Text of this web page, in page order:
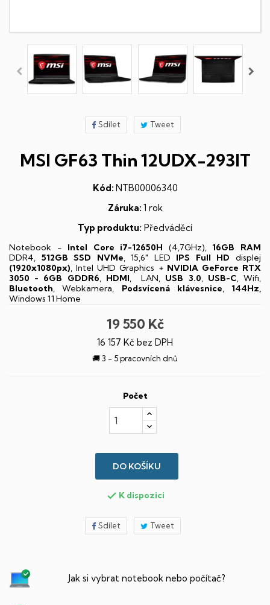
Sdílet Tweet
MSI GF63 Thin 12UDX-293IT
Kód: NTB00006340
Záruka: 1 rok
Typ produktu: Předváděcí
Notebook - Intel Core i7-12650H (4,7GHz),16GB RAM
DDR4, 512GB SSD NVMe, 15,6" LED IPS Full HD displej
(1920x1080px), Intel UHD Graphics + NVIDIA GeForce RTX
3050 - 6GB GDDR6, HDMI, LAN, USB 3.0, USB-C, Wifi,
Bluetooth, Webkamera, Podsvícená klávesnice, 144Hz,
Windows 11 Home
19 550 Kč
16 157 Kč bez DPH
🚚 3 - 5 pracovních dnů
Počet
DO KOŠÍKU
 K dispozici
Sdílet Tweet
Jak si vybrat notebook nebo počítač?